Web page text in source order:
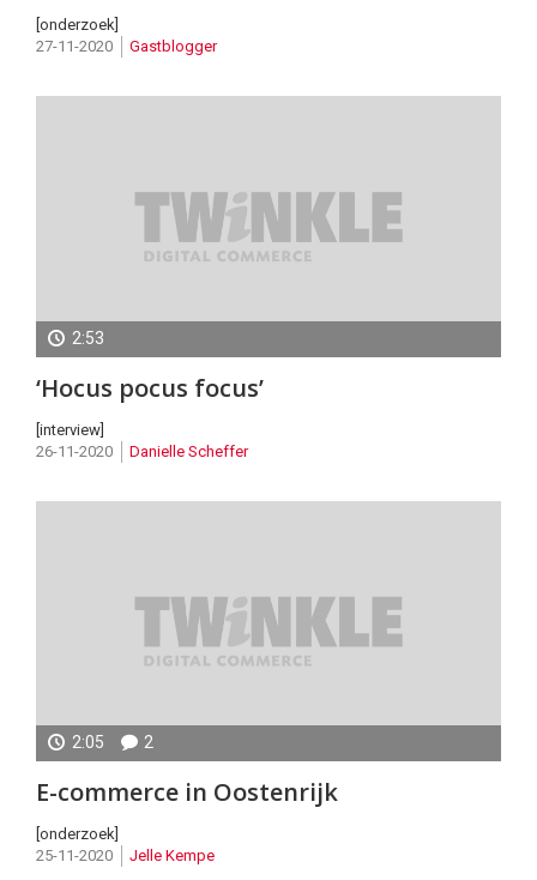
[onderzoek]
27-11-2020
Gastblogger
2:53
–
Marc
Scholten
‘Hocus pocus focus’
[interview]
26-11-2020
Danielle Scheffer
2:05 2
E-commerce in Oostenrijk
[onderzoek]
25-11-2020
Jelle Kempe